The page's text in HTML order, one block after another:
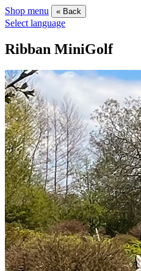
Shop menu « Back
Select language
Ribban MiniGolf